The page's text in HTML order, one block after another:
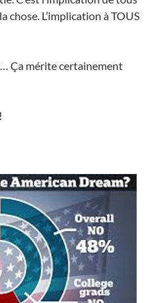
chose. L’implication à TOUS
Ça mérite certainement
!